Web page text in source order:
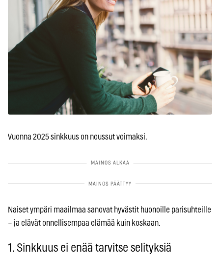
Vuonna 2025 sinkkuus on noussut voimaksi.
Naiset ympäri maailmaa sanovat hyvästit huonoille parisuhteille
– ja elävät onnellisempaa elämää kuin koskaan.
1. Sinkkuus ei enää tarvitse selityksiä